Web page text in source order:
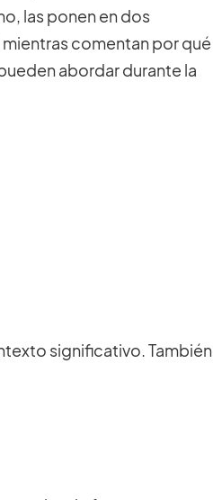
las ponen en dos
mientras comentan por qué
abordar durante la
significativo. También